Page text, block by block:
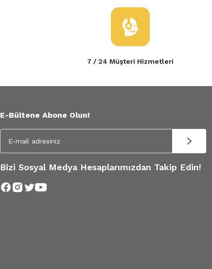
7 / 24 Müşteri Hizmetleri
E-Bültene Abone Olun!
Bizi Sosyal Medya Hesaplarımızdan Takip Edin!